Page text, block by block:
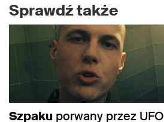
Sprawdź także
Szpaku porwany przez UFO